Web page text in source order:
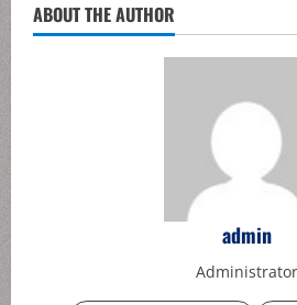
ABOUT THE AUTHOR
admin
Administrator